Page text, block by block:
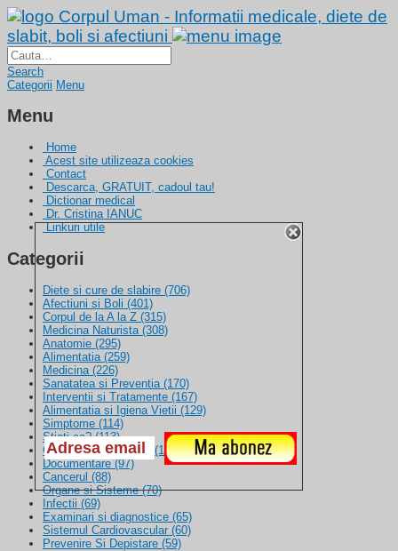
Corpul Uman - Informatii medicale, diete de
slabit, boli si afectiuni
Search
Categorii Menu
Menu
Home
Acest site utilizeaza cookies
Contact
Descarca, GRATUIT, cadoul tau!
Dictionar medical
Dr. Cristina IANUC
Linkuri utile
Categorii
Diete si cure de slabire (706)
Afectiuni si Boli (401)
Corpul de la A la Z (315)
Medicina Naturista (308)
Anatomie (295)
Alimentatia (259)
Medicina (226)
Sanatatea si Preventia (170)
Interventii si Tratamente (167)
Alimentatia si Igiena Vietii (129)
Simptome (114)
Stiati ca?(113)
Cercetari si Progrese (104)
Documentare(97)
Cancerul (88)
Organe si Sisteme(70)
Infectii (69)
Examinari si diagnostice (65)
Sistemul Cardiovascular (60)
Prevenire Si Depistare (59)